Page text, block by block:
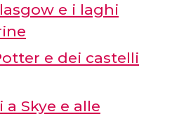
e i laghi
e dei castelli
Skye e alle